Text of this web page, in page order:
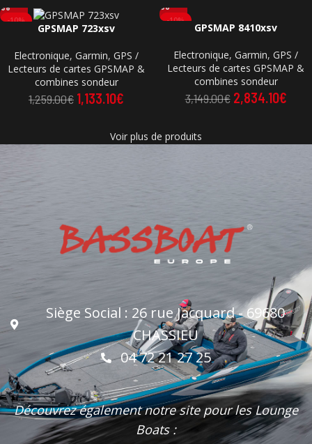
-10%
GPSMAP 723xsv
Electronique, Garmin, GPS /
Lecteurs de cartes GPSMAP &
combines sondeur
1,259.00€ 1,133.10€
-10%
GPSMAP 8410xsv
Electronique, Garmin, GPS /
Lecteurs de cartes GPSMAP &
combines sondeur
3,149.00€ 2,834.10€
Voir plus de produits
Siège Social : 26 rue Jacquard - 69680
CHASSIEU
04 72 21 27 25
Découvrez également notre site pour les Lounge
Boats :